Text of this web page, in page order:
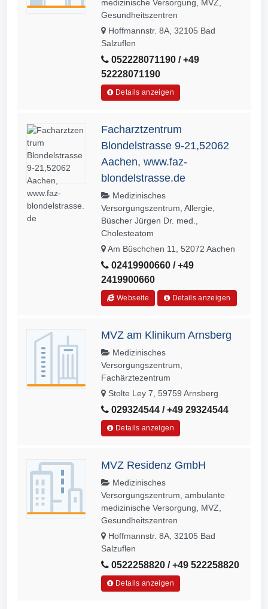
medizinische Versorgung, MVZ,
Gesundheitszentren
Hoffmannstr. 8A, 32105 Bad
Salzuflen
052228071190 / +49
52228071190
Details anzeigen
Facharztzentrum
Blondelstrasse 9-21,52062
Aachen, www.faz-
blondelstrasse.de
Medizinisches
Versorgungszentrum, Allergie,
Büscher Jürgen Dr. med.,
Cholesteatom
Am Büschchen 11, 52072 Aachen
02419900660 / +49
2419900660
Webseite Details anzeigen
MVZ am Klinikum Arnsberg
Medizinisches
Versorgungszentrum,
Fachärztezentrum
Stolte Ley 7, 59759 Arnsberg
029324544 / +49 29324544
Details anzeigen
MVZ Residenz GmbH
Medizinisches
Versorgungszentrum, ambulante
medizinische Versorgung, MVZ,
Gesundheitszentren
Hoffmannstr. 8A, 32105 Bad
Salzuflen
0522258820 / +49 522258820
Details anzeigen